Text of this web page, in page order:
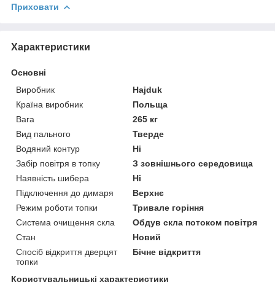
Приховати
Характеристики
Основні
Виробник
Hajduk
Країна виробник
Польща
Вага
265 кг
Вид пального
Тверде
Водяний контур
Ні
Забір повітря в топку
З зовнішнього середовища
Наявність шибера
Ні
Підключення до димаря
Верхнє
Режим роботи топки
Тривале горіння
Система очищення скла
Обдув скла потоком повітря
Стан
Новий
Спосіб відкриття дверцят
топки
Бічне відкриття
Користувальницькі характеристики